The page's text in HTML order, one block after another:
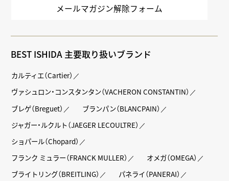
メールマガジン解除フォーム
BEST ISHIDA 主要取り扱いブランド
カルティエ（Cartier）
ヴァシュロン・コンスタンタン（VACHERON CONSTANTIN）
ブレゲ（Breguet）
ブランパン（BLANCPAIN）
ジャガー・ルクルト（JAEGER LECOULTRE）
ショパール（Chopard）
フランク ミュラー（FRANCK MULLER）
オメガ（OMEGA）
ブライトリング（BREITLING）
パネライ（PANERAI）